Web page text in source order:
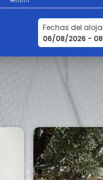
Fechas del